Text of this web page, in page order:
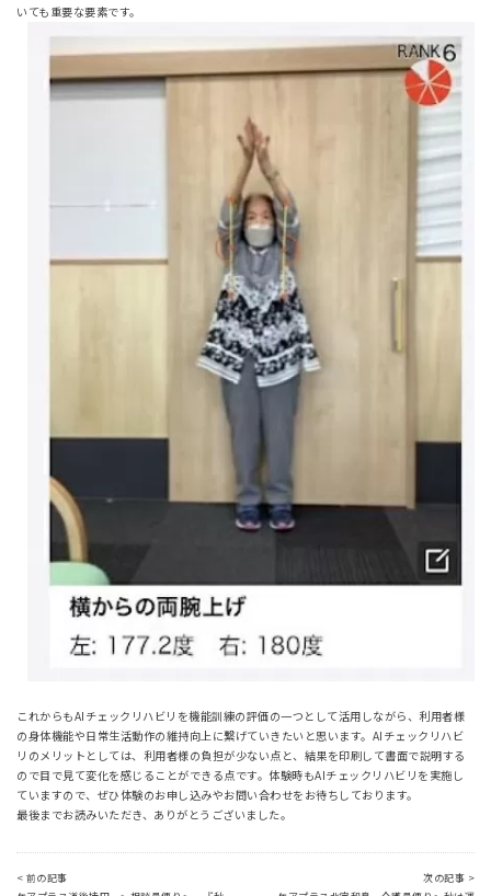
いても重要な要素です。
これからもAIチェックリハビリを機能訓練の評価の一つとして活用しながら、利用者様
の身体機能や日常生活動作の維持向上に繋げていきたいと思います。AIチェックリハビ
リのメリットとしては、利用者様の負担が少ない点と、結果を印刷して書面で説明する
ので目で見て変化を感じることができる点です。体験時もAIチェックリハビリを実施し
ていますので、ぜひ体験のお申し込みやお問い合わせをお待ちしております。
最後までお読みいただき、ありがとうございました。
< 前の記事
次の記事 >